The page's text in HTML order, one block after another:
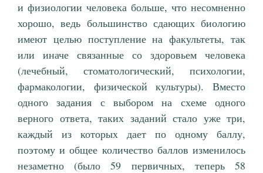
и физиологии человека больше, что несомненно
хорошо, ведь большинство сдающих биологию
имеют целью поступление на факультеты, так
или иначе связанные со здоровьем человека
(лечебный, стоматологический, психологии,
фармакологии, физической культуры). Вместо
одного задания с выбором на схеме одного
верного ответа, таких заданий стало уже три,
каждый из которых дает по одному баллу,
поэтому и общее количество баллов изменилось
незаметно (было 59 первичных, теперь 58